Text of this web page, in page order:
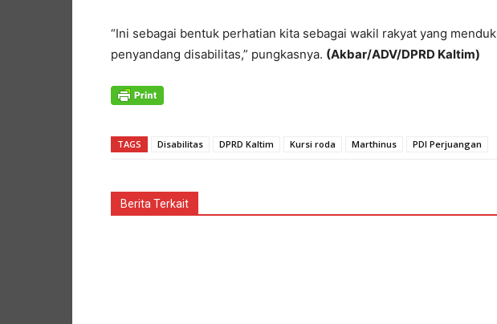
“Ini sebagai bentuk perhatian kita sebagai wakil rakyat yang
penyandang disabilitas,” pungkasnya. (Akbar/ADV/DPRD Kaltim)
TAGS Disabilitas DPRD Kaltim Kursi roda Marthinus PDI Perjuangan
Berita Terkait